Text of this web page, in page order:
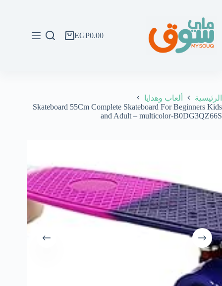
المحتوى
عربةEGP0.00
الرئيسية
ألعاب وهدايا
Skateboard 55Cm Complete Skateboard For Beginners Kids
and Adult – multicolor-B0DG3QZ66S